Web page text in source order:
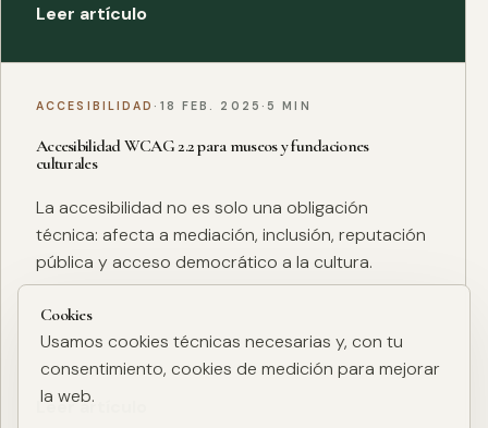
Leer artículo
ACCESIBILIDAD · 18 FEB. 2025 · 5 MIN
Accesibilidad WCAG 2.2 para museos y fundaciones
culturales
La accesibilidad no es solo una obligación
técnica: afecta a mediación, inclusión, reputación
pública y acceso democrático a la cultura.
Leer artículo
Cookies
Usamos cookies técnicas necesarias y, con tu
consentimiento, cookies de medición para mejorar
la web.